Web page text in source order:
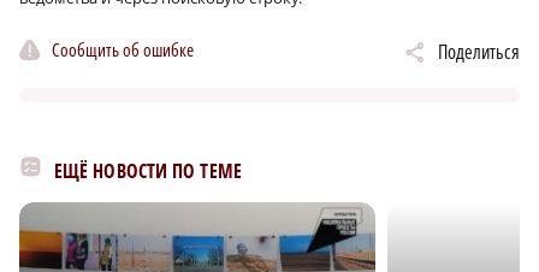
Сообщить об ошибке Поделиться
ЕЩЁ НОВОСТИ ПО ТЕМЕ